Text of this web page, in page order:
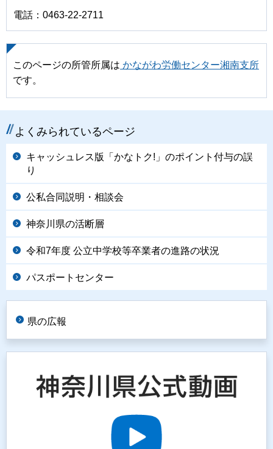
電話：0463-22-2711
このページの所管所属は かながわ労働センター湘南支所
です。
よくみられているページ
キャッシュレス版「かなトク!」のポイント付与の誤
り
公私合同説明・相談会
神奈川県の活断層
令和7年度 公立中学校等卒業者の進路の状況
パスポートセンター
県の広報